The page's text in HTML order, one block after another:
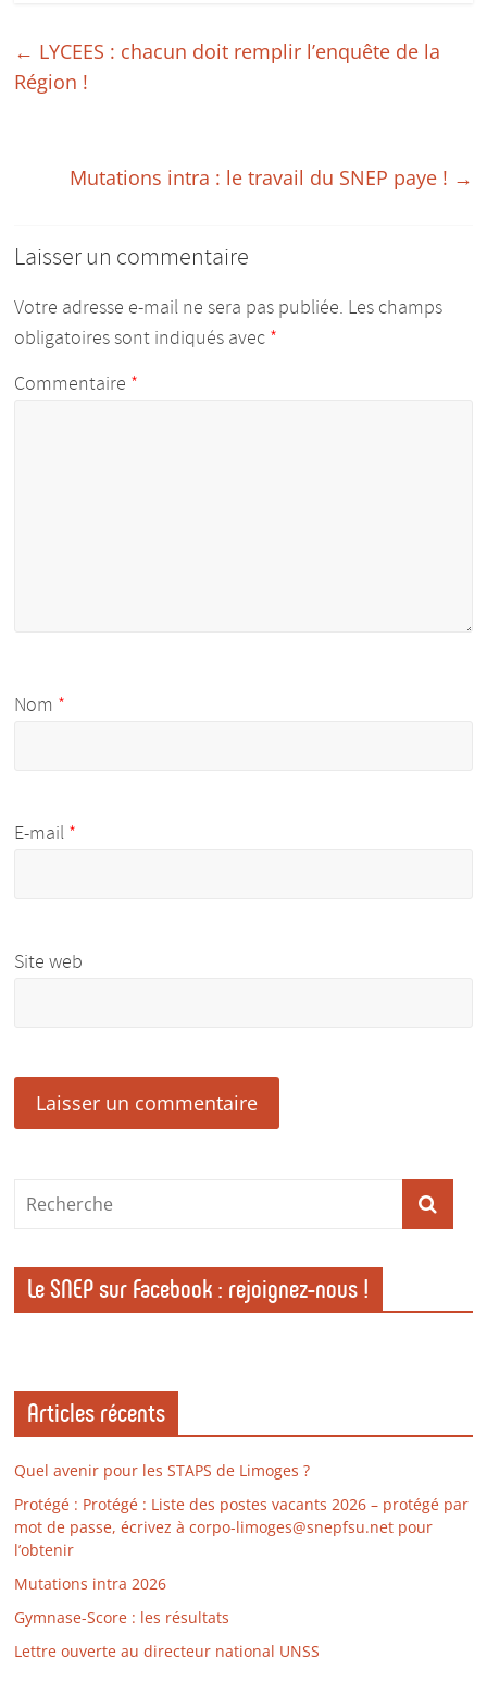
← LYCEES : chacun doit remplir l’enquête de la
Région !
Mutations intra : le travail du SNEP paye ! →
Laisser un commentaire
Votre adresse e-mail ne sera pas publiée. Les champs
obligatoires sont indiqués avec *
Commentaire *
Nom *
E-mail *
Site web
Le SNEP sur Facebook : rejoignez-nous !
Articles récents
Quel avenir pour les STAPS de Limoges ?
Protégé : Protégé : Liste des postes vacants 2026 – protégé par
mot de passe, écrivez à corpo-limoges@snepfsu.net pour
l’obtenir
Mutations intra 2026
Gymnase-Score : les résultats
Lettre ouverte au directeur national UNSS